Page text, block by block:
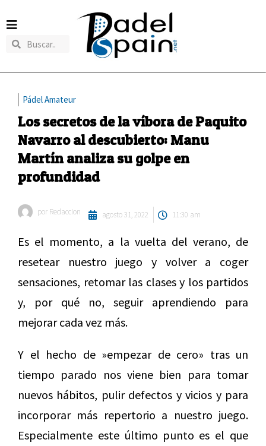
Pádel Amateur
Los secretos de la víbora de Paquito
Navarro al descubierto: Manu
Martín analiza su golpe en
profundidad
por Redaccion agosto 31, 2022 11:30 am
Es el momento, a la vuelta del verano, de
resetear nuestro juego y volver a coger
sensaciones, retomar las clases y los partidos
y, por qué no, seguir aprendiendo para
mejorar cada vez más.
Y el hecho de »empezar de cero» tras un
tiempo parado nos viene bien para tomar
nuevos hábitos, pulir defectos y vicios y para
incorporar más repertorio a nuestro juego.
Especialmente este último punto es el que